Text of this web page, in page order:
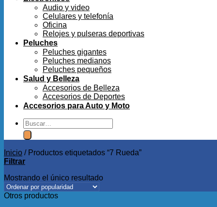
Audio y video
Celulares y telefonía
Oficina
Relojes y pulseras deportivas
Peluches
Peluches gigantes
Peluches medianos
Peluches pequeños
Salud y Belleza
Accesorios de Belleza
Accesorios de Deportes
Accesorios para Auto y Moto
Buscar
por:
Inicio /Productos etiquetados “7 Rueda”
Filtrar
Mostrando el único resultado
Otros productos